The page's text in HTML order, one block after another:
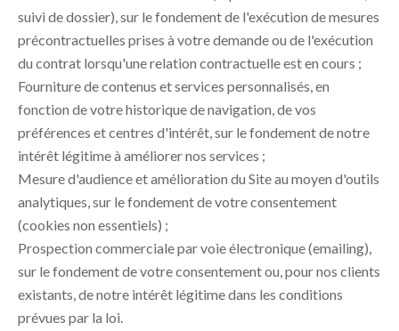
suivi de dossier), sur le fondement de l'exécution de mesures
précontractuelles prises à votre demande ou de l'exécution
du contrat lorsqu'une relation contractuelle est en cours ;
Fourniture de contenus et services personnalisés, en
fonction de votre historique de navigation, de vos
préférences et centres d'intérêt, sur le fondement de notre
intérêt légitime à améliorer nos services ;
Mesure d'audience et amélioration du Site au moyen d'outils
analytiques, sur le fondement de votre consentement
(cookies non essentiels) ;
Prospection commerciale par voie électronique (emailing),
sur le fondement de votre consentement ou, pour nos clients
existants, de notre intérêt légitime dans les conditions
prévues par la loi.